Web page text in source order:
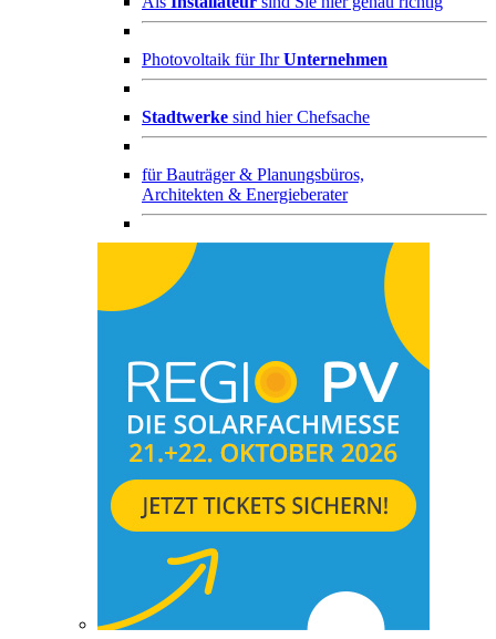
Photovoltaik für IhrUnternehmen
Stadtwerke sind hier Chefsache
fürBauträger & Planungsbüros,
Architekten & Energieberater